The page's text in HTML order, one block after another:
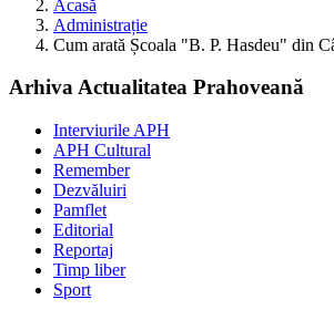
Acasă
Administrație
Cum arată Școala "B. P. Hasdeu" din
Arhiva Actualitatea Prahoveană
Interviurile APH
APH Cultural
Remember
Dezvăluiri
Pamflet
Editorial
Reportaj
Timp liber
Sport